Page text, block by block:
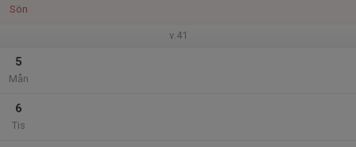
Sön
v.41
5
Mån
6
Tis